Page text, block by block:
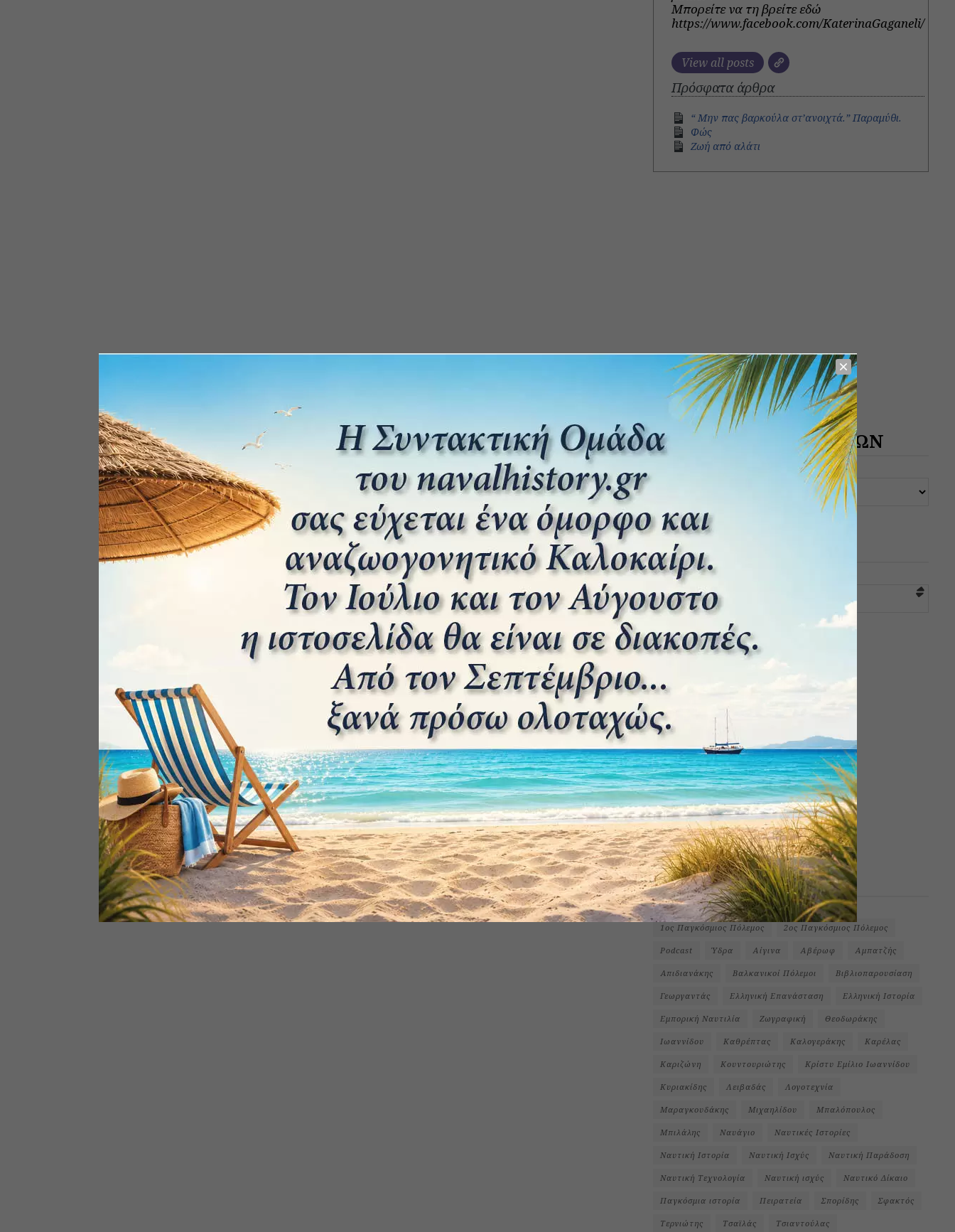
Μπορείτε να τη βρείτε εδώ
https://www.facebook.com/KaterinaGaganeli/
View all posts
Πρόσφατα άρθρα
“ Μην πας βαρκούλα στ’ανοιχτά.” Παραμύθι.
Φώς
Ζωή από αλάτι
ΑΡΧΕΙΟ ΔΗΜΟΣΙΕΥΣΕΩΝ
ΚΑΤΗΓΟΡΙΕΣ
Επιλογή κατηγορίας
ΕΤΙΚΕΤΕΣ
1ος Παγκόσμιος Πόλεμος 2ος Παγκόσμιος Πόλεμος
Podcast Ύδρα Αίγινα Αβέρωφ Αμπατζής
Απιδιανάκης Βαλκανικοί Πόλεμοι Βιβλιοπαρουσίαση
Γεωργαντάς Ελληνική Επανάσταση Ελληνική Ιστορία
Εμπορική Ναυτιλία Ζωγραφική Θεοδωράκης
Ιωαννίδου Καθρέπτας Καλογεράκης Καρέλας
Καριζώνη Κουντουριώτης Κρίστυ Εμίλιο Ιωαννίδου
Κυριακίδης Λειβαδάς Λογοτεχνία
Μαραγκουδάκης Μιχαηλίδου Μπαλόπουλος
Μπιλάλης Ναυάγιο Ναυτικές Ιστορίες
Ναυτική Ιστορία Ναυτική Ισχύς Ναυτική Παράδοση
Ναυτική Τεχνολογία Ναυτική ισχύς Ναυτικό Δίκαιο
Παγκόσμια ιστορία Πειρατεία Σπορίδης Σφακτός
Τερνιώτης Τσαϊλάς Τσιαντούλας